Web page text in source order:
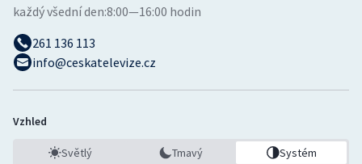
každý všední den:8:00—16:00 hodin
261 136 113
info@ceskatelevize.cz
Vzhled
Světlý Tmavý Systém